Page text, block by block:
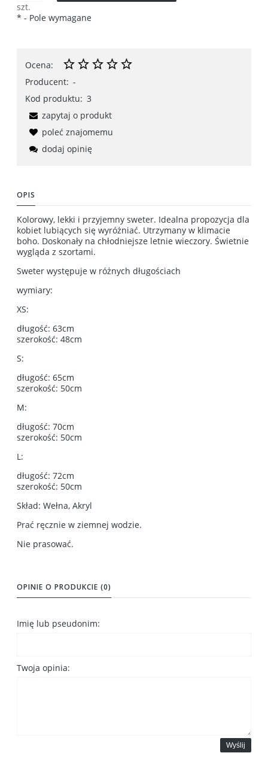
szt.
* - Pole wymagane
Ocena:
Producent: -
Kod produktu: 3
zapytaj o produkt
poleć znajomemu
dodaj opinię
OPIS
Kolorowy, lekki i przyjemny sweter. Idealna propozycja dla
kobiet lubiących się wyróżniać. Utrzymany w klimacie
boho. Doskonały na chłodniejsze letnie wieczory. Świetnie
wygląda z szortami.
Sweter występuje w różnych długościach
wymiary:
XS:
długość: 63cm
szerokość: 48cm
S:
długość: 65cm
szerokość: 50cm
M:
długość: 70cm
szerokość: 50cm
L:
długość: 72cm
szerokość: 50cm
Skład: Wełna, Akryl
Prać ręcznie w ziemnej wodzie.
Nie prasować.
OPINIE O PRODUKCIE (0)
Imię lub pseudonim:
Twoja opinia:
Wyślij